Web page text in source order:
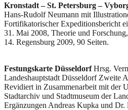
Kronstadt – St. Petersburg –
Hans-Rudolf Neumann mit
Fortifikatorischer Expeditionsbericht
31. Mai 2008, Theorie und
14. Regensburg 2009, 90 Seiten.
Festungskarte DüsseldorfHrsg.
Landeshauptstadt Düsseldorf Zweite
Revidiert in Zusammenarbeit mit der
Stadtarchiv und Stadtmuseum der
Ergänzungen Andreas Kupka und